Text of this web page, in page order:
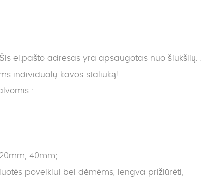
Šis el.pašto adresas yra apsaugotas nuo
individualų kavos staliuką!
:
40mm;
poveikiui bei dėmėms, lengva prižiūrėti;